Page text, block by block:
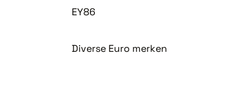
EY86
Diverse Euro merken